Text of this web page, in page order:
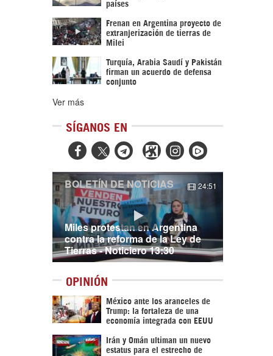
países
Frenan en Argentina proyecto de
extranjerización de tierras de
Milei
Turquía, Arabia Saudí y Pakistán
firman un acuerdo de defensa
conjunto
Ver más
SÍGANOS EN
  
Miles protestan en Argentina
contra la reforma de la Ley de
Tierras - Noticiero 13:30
BOLETÍN DE NOTICIAS 24:51
OPINIÓN
México ante los aranceles de
Trump: la fortaleza de una
economía integrada con EEUU
Irán y Omán ultiman un nuevo
estatus para el estrecho de